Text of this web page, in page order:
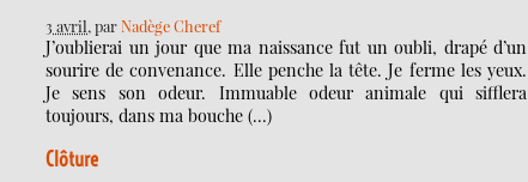
3 avril, parNadège Cheref
J’oublierai un jour que ma naissance fut un oubli, drapé d’un
sourire de convenance. Elle penche la tête. Je ferme les yeux.
Je sens son odeur. Immuable odeur animale qui sifflera
toujours, dans ma bouche (…)
Clôture